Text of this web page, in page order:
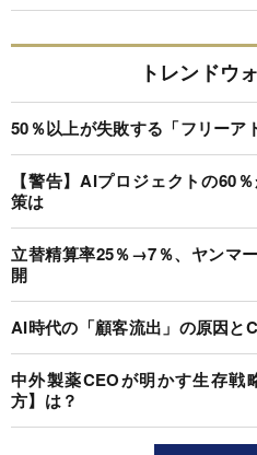
トレンドウ
50％以上が失敗する「フリーア
【警告】AIプロジェクトの60
策は
立替精算率25％→7％、ヤンマ
開
AI時代の「顧客流出」の原因と
中外製薬CEOが明かす生存戦
方】は？